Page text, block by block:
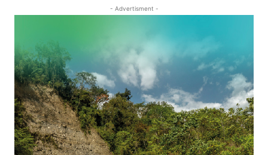
- Advertisment -